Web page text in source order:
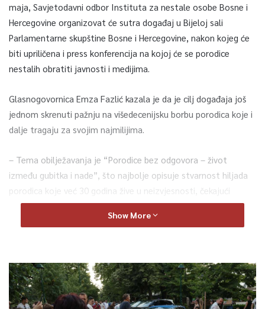
maja, Savjetodavni odbor Instituta za nestale osobe Bosne i
Hercegovine organizovat će sutra događaj u Bijeloj sali
Parlamentarne skupštine Bosne i Hercegovine, nakon kojeg će
biti upriličena i press konferencija na kojoj će se porodice
nestalih obratiti javnosti i medijima.
Glasnogovornica Emza Fazlić kazala je da je cilj događaja još
jednom skrenuti pažnju na višedecenijsku borbu porodica koje i
dalje tragaju za svojim najmilijima.
– Tema obilježavanja je “Porodice bez odgovora – život
između gubitka i nade”, što najbolje opisuje stvarnost hiljada
porodica koje već 30 godina žive u neizvjesnosti, čekajući
informacije o posmrtnim ostacima svojih najbližih – istakla je
konkretnije djelovanje kako bi pitanje nestalih osoba konačno
dobilo mjesto koje zaslužuje u društvu.
Show More